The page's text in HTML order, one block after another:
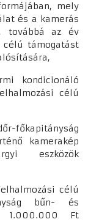
mely
és a kamerás
továbbá az év
célú támogatást
kondicionáló
célú
kamerakép
eszközök
célú
bűn- és
1.000.000 Ft